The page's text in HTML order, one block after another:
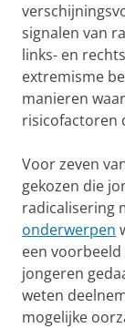
signalen van
links- en
extremisme
manieren
risicofactoren
Voor zeven
gekozen die
radicalisering
onderwerpen
een
jongeren
weten
mogelijke